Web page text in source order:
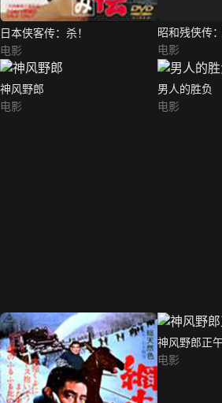
日本侠客传：杀！
电影
昭和残侠传
电影
神风野郎
电影
男人的胜负
电影
神风野郎正
电影